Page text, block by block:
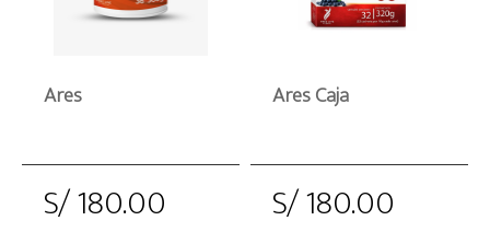
Ares
S/ 180.00
Ares Caja
S/ 180.00